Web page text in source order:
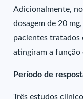
Adicionalmente,
dosagem de 20
pacientes tratados
atingiram a
Período de
Três estudos